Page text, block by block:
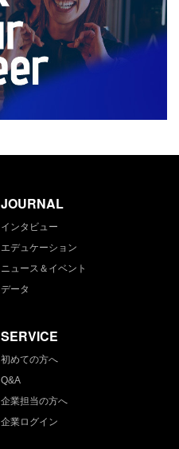
JOURNAL
インタビュー
エデュケーション
ニュース＆イベント
データ
SERVICE
初めての方へ
Q&A
企業担当の方へ
企業ログイン